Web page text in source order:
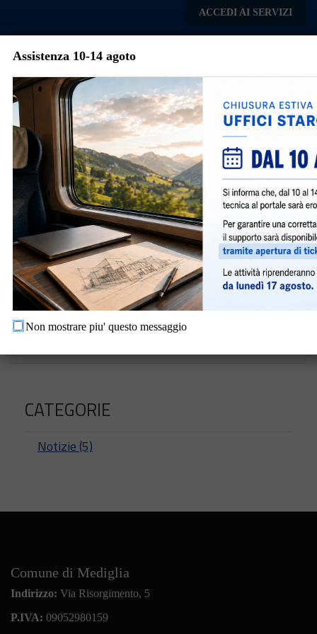
ACCEDI AI SERVIZI
Menu
Mediglia
Torna agli articoli
Avvisi e Notizie
Segnalazione certificata di agibilità
151 | novembre 2, 2017 | Notizie |
Si comunica che dal 03 novembre 2017 le Segnalazioni
Certificate di Agibilità dovranno essere presentate
tramite il portale.
CATEGORIE
Notizie (5)
Comune di Mediglia
Indirizzo: Via Risorgimento, 5
P.IVA: 09052980159
Assistenza 10-14 agoto
Non mostrare piu' questo messaggio